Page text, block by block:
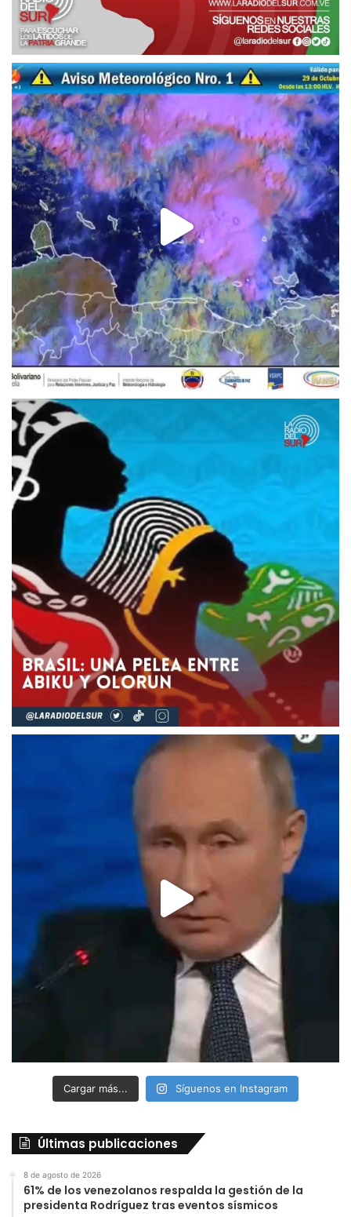
Cargar más... Síguenos en Instagram
Últimas publicaciones
8 de agosto de 2026
61% de los venezolanos respalda la gestión de la
presidenta Rodríguez tras eventos sísmicos